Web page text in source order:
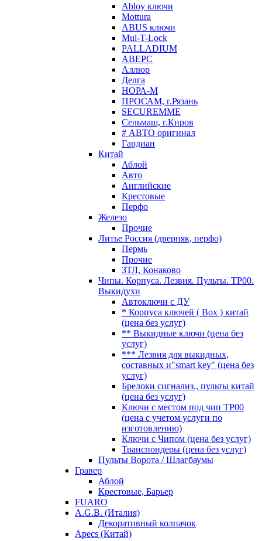
Abloy ключи
Mottura
ABUS ключи
Mul-T-Lock
PALLADIUM
АВЕРС
Аллюр
Делга
НОРА-М
ПРОСАМ, г.Рязань
SECUREMME
Сельмаш, г.Киров
# АВТО оригинал
Гардиан
Китай
Аблой
Авто
Английские
Крестовые
Перфо
Железо
Прочие
Литье Россия (дверняк, перфо)
Пермь
Прочие
ЗТЛ, Конаково
Чипы. Корпуса. Лезвия. Пульты. TP00.
Выкидухи
Автоключи с ДУ
* Корпуса ключей ( Box ) китай
(цена без услуг)
** Выкидные ключи (цена без
услуг)
*** Лезвия для выкидных,
составных и"smart key" (цена без
услуг)
Брелоки сигнализ., пульты китай
(цена без услуг)
Ключи с местом под чип TP00
(цена с учетом услуги по
изготовлению)
Ключи с Чипом (цена без услуг)
Транспондеры (цена без услуг)
Пульты Ворота / Шлагбаумы
Гравер
Аблой
Крестовые, Барьер
FUARO
A.G.B. (Италия)
Декоративный колпачок
Apecs (Китай)